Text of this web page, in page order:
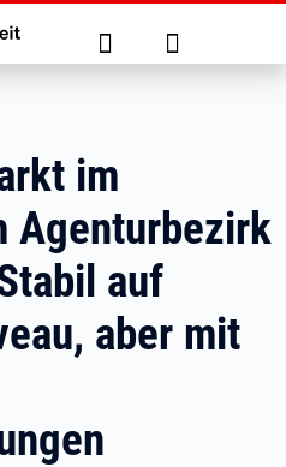
Suche Anmelden
im
Agenturbezirk
auf
aber mit